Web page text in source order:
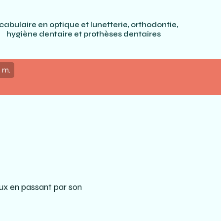
en optique et lunetterie, orthodontie,
hygiène dentaire et prothèses dentaires
m.
en passant par son